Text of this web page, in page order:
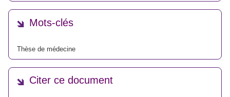
Mots-clés
Thèse de médecine
Citer ce document